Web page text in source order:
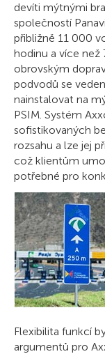
devíti mýtnými
společností
přibližně 11 000
hodinu a více než
obrovským
podvodů se
nainstalovat na
PSIM. Systém
sofistikovaných
rozsahu a lze jej
což klientům
potřebné pro
Flexibilita funkcí
argumentů pro